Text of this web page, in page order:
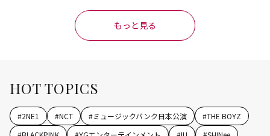
もっと見る
HOT TOPICS
#2NE1 #NCT #ミュージックバンク日本公演 #THE BOYZ